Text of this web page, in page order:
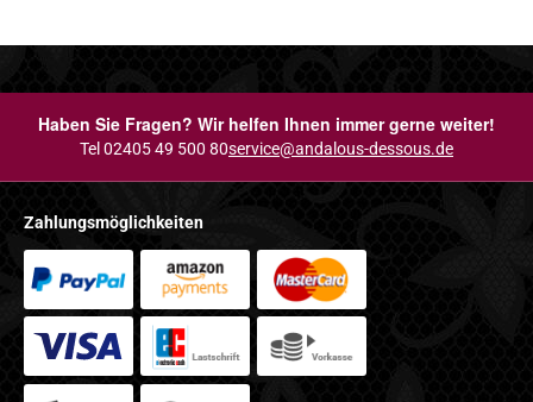
Haben Sie Fragen? Wir helfen Ihnen immer gerne weiter!
Tel 02405 49 500 80service@andalous-dessous.de
Zahlungsmöglichkeiten